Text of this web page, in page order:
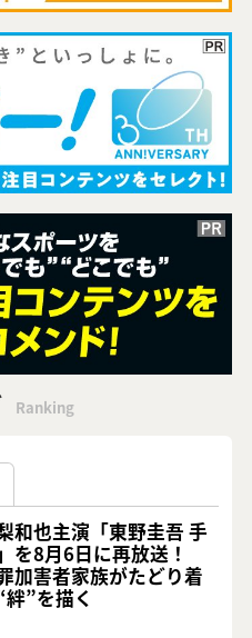
Ranking
和也主演「東野圭吾 手
を8月6日に再放送！
加害者家族がたどり着
絆”を描く